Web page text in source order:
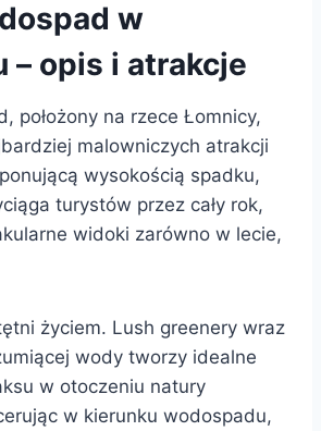
w
– opis i atrakcje
położony na rzece Łomnicy,
malowniczych atrakcji
wysokością spadku,
turystów przez cały rok,
widoki zarówno w lecie,
życiem. Lush greenery wraz
wody tworzy idealne
w otoczeniu natury
w kierunku wodospadu,